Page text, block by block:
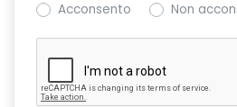
HARM02
indicatore cambio marcia
Acconsento
Non